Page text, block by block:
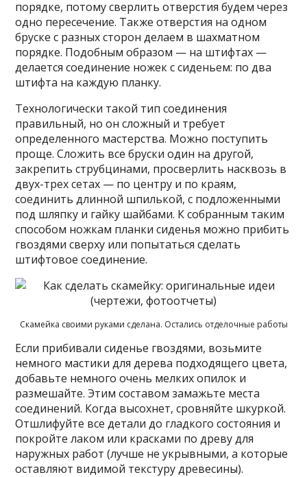
порядке, потому сверлить отверстия будем через
одно пересечение. Также отверстия на одном
бруске с разных сторон делаем в шахматном
порядке. Подобным образом — на штифтах —
делается соединение ножек с сиденьем: по два
штифта на каждую планку.
Технологически такой тип соединения
правильный, но он сложный и требует
определенного мастерства. Можно поступить
проще. Сложить все бруски один на другой,
закрепить струбцинами, просверлить насквозь в
двух-трех сетах — по центру и по краям,
соединить длинной шпилькой, с подложенными
под шляпку и гайку шайбами. К собранным таким
способом ножкам планки сиденья можно прибить
гвоздями сверху или попытаться сделать
штифтовое соединение.
Скамейка своими руками сделана. Остались отделочные работы
Если прибивали сиденье гвоздями, возьмите
немного мастики для дерева подходящего цвета,
добавьте немного очень мелких опилок и
размешайте. Этим составом замажьте места
соединений. Когда высохнет, сровняйте шкуркой.
Отшлифуйте все детали до гладкого состояния и
покройте лаком или красками по древу для
наружных работ (лучше не укрывными, а которые
оставляют видимой текстуру древесины).